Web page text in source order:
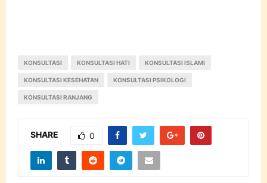
KONSULTASI KONSULTASI HATI KONSULTASI ISLAMI
KONSULTASI KESEHATAN KONSULTASI PSIKOLOGI
KONSULTASI RANJANG
SHARE 0